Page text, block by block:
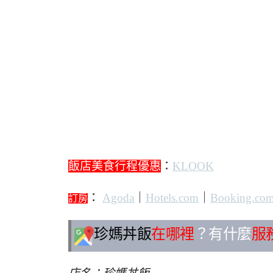
飯店美食行程優惠 ： KLOOK
訂房 ： Agoda Hotels.com Booking.com
珍媽丼飯在哪裡 ？有什麼服